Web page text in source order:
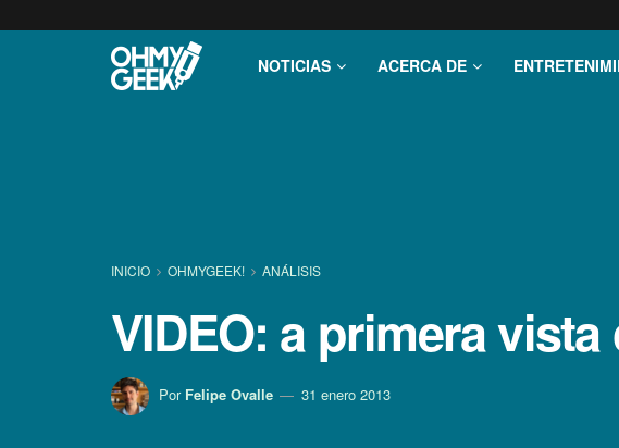
NOTICIAS ACERCA DE
INICIO OHMYGEEK! ANÁLISIS
VIDEO: a primera
Por Felipe Ovalle 31 enero 2013